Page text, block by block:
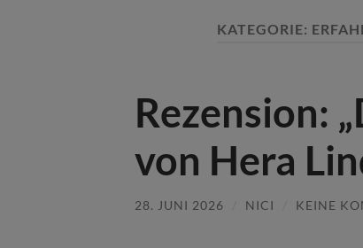
KATEGORIE:
Rezension:
von Hera
28. JUNI 2026 NICI KEINE